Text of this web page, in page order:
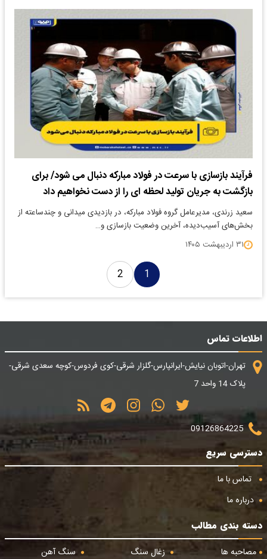
فرآیند بازسازی با سرعت در فولاد مبارکه دنبال می شود/ برای
بازگشت به جریان تولید لحظه ای را از دست نخواهیم داد
سعید زرندی، مدیرعامل گروه فولاد مبارکه، در بازدیدی میدانی و چندساعته از
بخش‌های آسیب‌دیده، آخرین وضعیت بازسازی و…
۳۱ اردیبهشت ۱۴۰۵
1
2
اطلاعات تماس
تهران-اتوبان نیایش-ایرانپارس-گلزار شرقی-کوی فردوس-کوچه سعدی شرقی-
پلاک 14 واحد 7
09126864225
دسترسی سریع
تماس با ما
درباره ما
دسته بندی مطالب
مصاحبه ها
زغال سنگ سنگ آهن